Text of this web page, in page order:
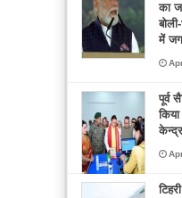
का
में
पूर्व